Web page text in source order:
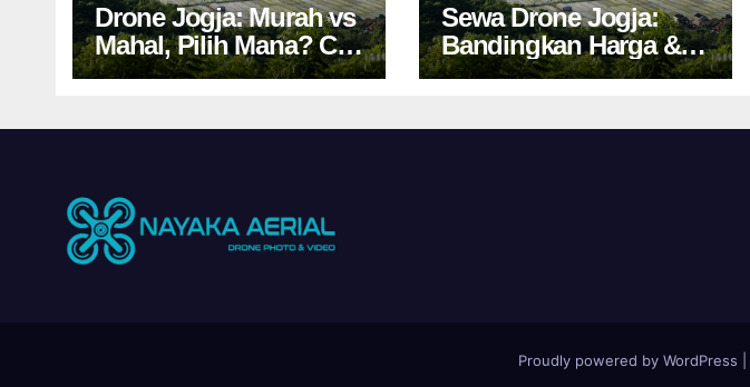
Drone Jogja: Murah vs
Mahal, Pilih Mana? Cek
Harga Sewa Drone
Sewa Drone Jogja:
Bandingkan Harga &
Tips Cuan 2024!
Proudly powered by WordPress